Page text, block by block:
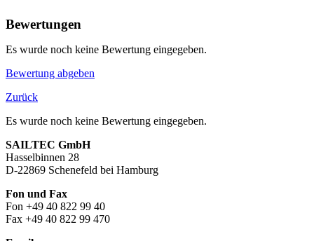
Bewertungen
Es wurde noch keine Bewertung eingegeben.
Bewertung abgeben
Zurück
Es wurde noch keine Bewertung eingegeben.
SAILTEC GmbH
Hasselbinnen 28
D-22869 Schenefeld bei Hamburg
Fon und Fax
Fon +49 40 822 99 40
Fax +49 40 822 99 470